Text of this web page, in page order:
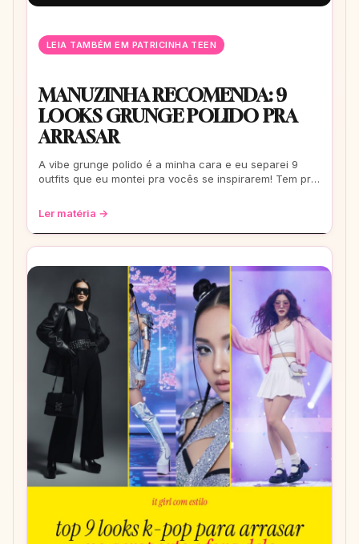
LEIA TAMBÉM EM PATRICINHA TEEN
MANUZINHA RECOMENDA: 9
LOOKS GRUNGE POLIDO PRA
ARRASAR
A vibe grunge polido é a minha cara e eu separei 9
outfits que eu montei pra vocês se inspirarem! Tem pra
Ler matéria →